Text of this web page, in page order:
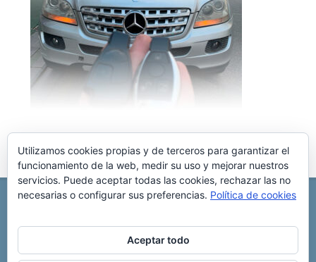
REPARACIÓN CENTRALITA DE COCHE
C/ Virgen del pilar, 6 ,
Copyright © 2025 Reparación Centralita De Coche
Utilizamos cookies propias y de terceros para garantizar el
funcionamiento de la web, medir su uso y mejorar nuestros
servicios. Puede aceptar todas las cookies, rechazar las no
necesarias o configurar sus preferencias. Política de cookies
Aceptar todo